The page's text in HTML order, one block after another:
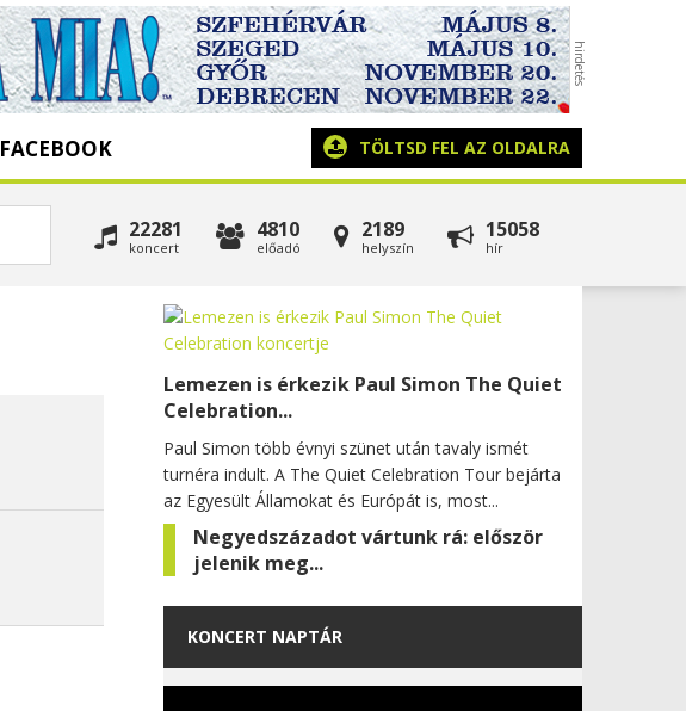
FACEBOOK TÖLTSD FEL AZ OLDALRA
22281
koncert
4810
előadó
2189
helyszín
15058
hír
Lemezen is érkezik Paul Simon The Quiet
Celebration...
Paul Simon több évnyi szünet után tavaly ismét
turnéra indult. A The Quiet Celebration Tour bejárta
az Egyesült Államokat és Európát is, most...
Negyedszázadot vártunk rá: először
jelenik meg...
KONCERT NAPTÁR